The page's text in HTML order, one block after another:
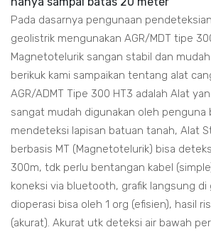
Pada dasarnya pengunaan
geolistrik mengunakan AGR/MDT tipe
Magnetotelurik sangan stabil dan
berikuk kami sampaikan tentang alat
AGR/ADMT Tipe 300 HT3 adalah Alat
sangat mudah digunakan oleh penguna
mendeteksi lapisan batuan tanah, Alat
berbasis MT (Magnetotelurik) bisa
300m, tdk perlu bentangan kabel
koneksi via bluetooth, grafik langsung di
dioperasi bisa oleh 1 org (efisien), hasil
(akurat). Akurat utk deteksi air bawah